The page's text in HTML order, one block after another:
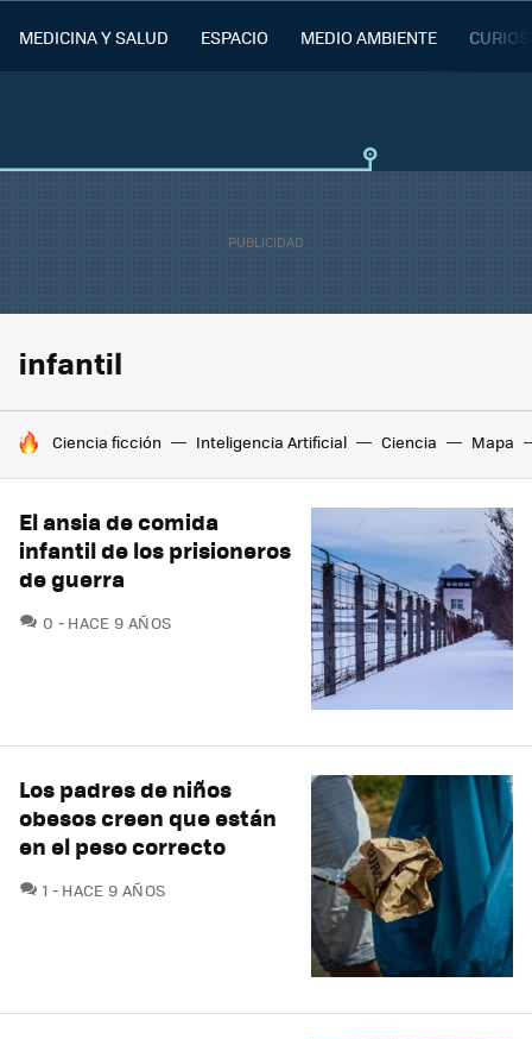
MEDICINA Y SALUD ESPACIO MEDIO AMBIENTE
infantil
HOY SE HABLA DE
Ciencia ficción Inteligencia Artificial Ciencia Mapa
El ansia de comida
infantil de los prisioneros
de guerra
0 COMENTARIOS
HACE 9 AÑOS
Los padres de niños
obesos creen que están
en el peso correcto
1 COMENTARIOS
HACE 9 AÑOS